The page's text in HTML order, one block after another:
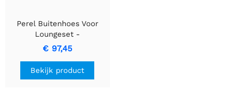
Perel Buitenhoes Voor
Loungeset -
Weerbestendige
Buitenhoes
€ 97,45
Bekijk product